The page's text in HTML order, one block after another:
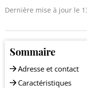
Dernière mise à jour le
Sommaire
Adresse et contact
Caractéristiques